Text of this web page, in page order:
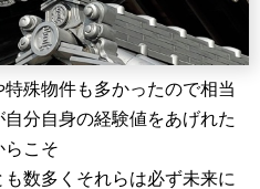
殊物件も多かったので相当
分自身の経験値をあげれた
らこそ
数多くそれらは必ず未来に